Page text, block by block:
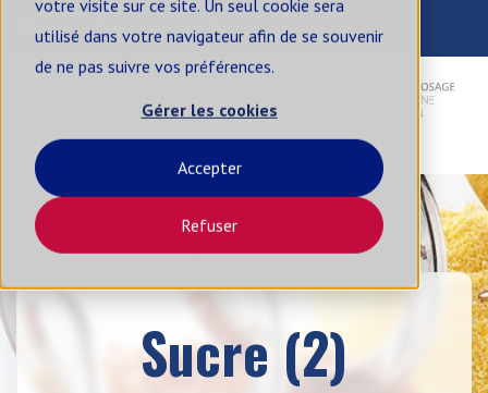
votre visite sur ce site. Un seul cookie sera
utilisé dans votre navigateur afin de se souvenir
de ne pas suivre vos préférences.
Gérer les cookies
Accepter
Refuser
contact@apia-sa.com +33 2 99 14 62 33
Sucre (2)